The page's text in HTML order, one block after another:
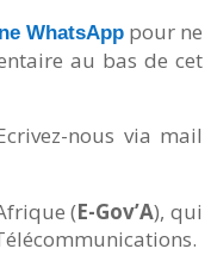
WhatsApppour ne
au bas de cet
nous via mail
(E-Gov’A), qui